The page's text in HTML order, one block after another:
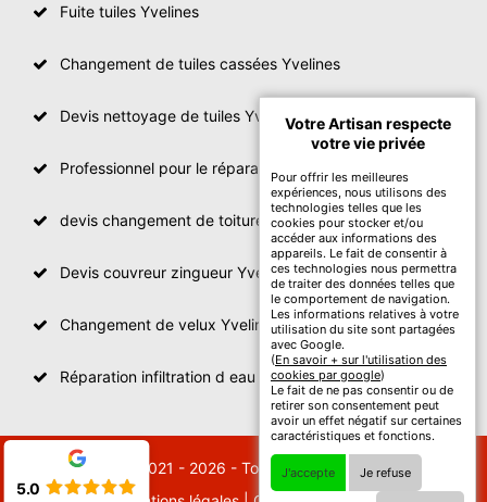
Fuite tuiles Yvelines
Changement de tuiles cassées Yvelines
Devis nettoyage de tuiles Yvelines
Professionnel pour le réparation de toit Yvelines
devis changement de toiture Yvelines
Devis couvreur zingueur Yvelines
Changement de velux Yvelines
Réparation infiltration d eau toiture Yvelines
© 2021 - 2026 - Tout droit réservé
Votre Artisan respecte
votre vie privée
Pour offrir les meilleures
expériences, nous utilisons des
technologies telles que les
cookies pour stocker et/ou
accéder aux informations des
appareils. Le fait de consentir à
ces technologies nous permettra
de traiter des données telles que
le comportement de navigation.
Les informations relatives à votre
utilisation du site sont partagées
avec Google.
(En savoir + sur l'utilisation des
cookies par google)
Le fait de ne pas consentir ou de
retirer son consentement peut
avoir un effet négatif sur certaines
caractéristiques et fonctions.
J'accepte Je refuse
5.0